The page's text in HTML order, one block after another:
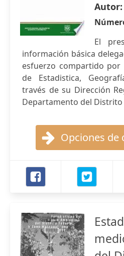
Autor:
El
información básica
esfuerzo compartido
de Estadistica,
través de su Dirección
Departamento del Distrito
Opciones de